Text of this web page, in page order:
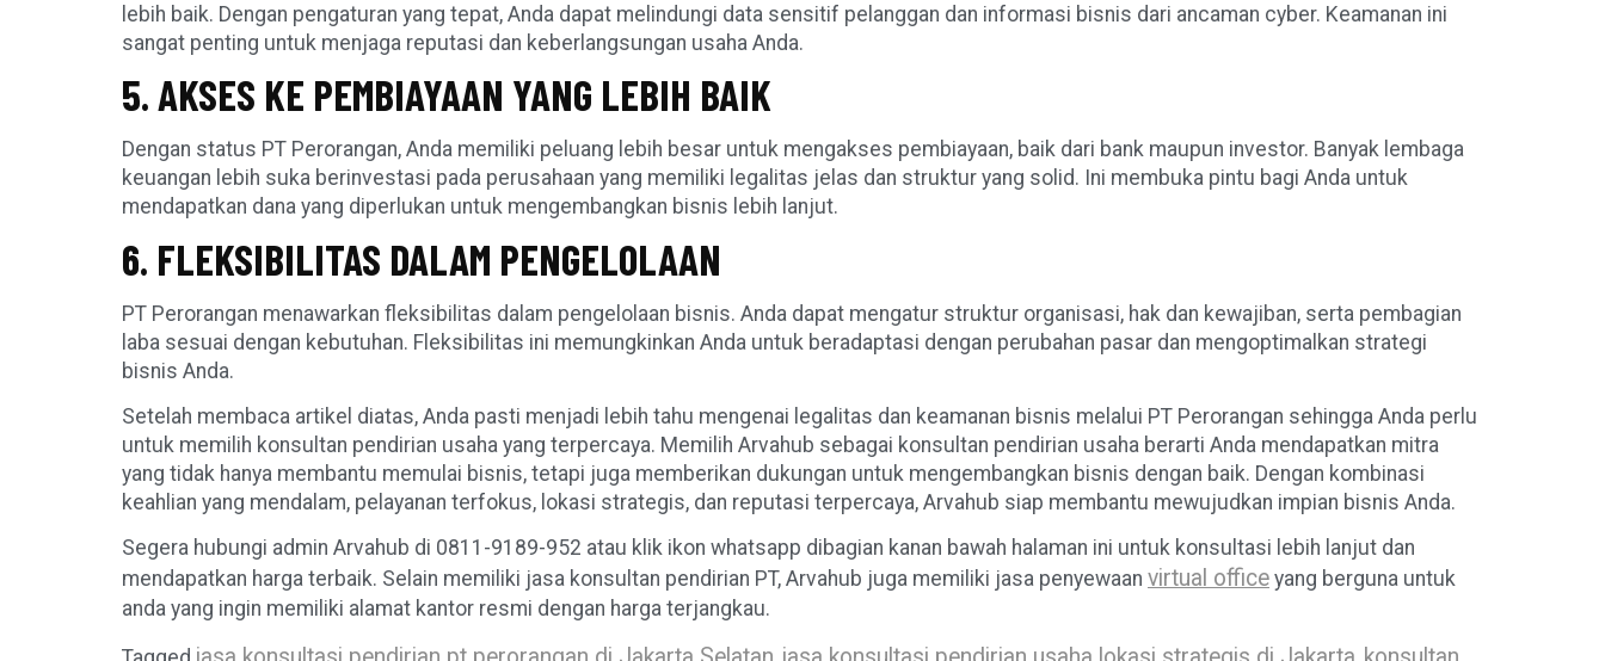
lebih baik. Dengan pengaturan yang tepat, Anda dapat melindungi data sensitif pelanggan dan informasi bisnis dari ancaman cyber. Keamanan ini
sangat penting untuk menjaga reputasi dan keberlangsungan usaha Anda.
5. AKSES KE PEMBIAYAAN YANG LEBIH BAIK
Dengan status PT Perorangan, Anda memiliki peluang lebih besar untuk mengakses pembiayaan, baik dari bank maupun investor. Banyak lembaga
keuangan lebih suka berinvestasi pada perusahaan yang memiliki legalitas jelas dan struktur yang solid. Ini membuka pintu bagi Anda untuk
mendapatkan dana yang diperlukan untuk mengembangkan bisnis lebih lanjut.
6. FLEKSIBILITAS DALAM PENGELOLAAN
PT Perorangan menawarkan fleksibilitas dalam pengelolaan bisnis. Anda dapat mengatur struktur organisasi, hak dan kewajiban, serta pembagian
laba sesuai dengan kebutuhan. Fleksibilitas ini memungkinkan Anda untuk beradaptasi dengan perubahan pasar dan mengoptimalkan strategi
bisnis Anda.
Setelah membaca artikel diatas, Anda pasti menjadi lebih tahu mengenai legalitas dan keamanan bisnis melalui PT Perorangan sehingga Anda perlu
untuk memilih konsultan pendirian usaha yang terpercaya. Memilih Arvahub sebagai konsultan pendirian usaha berarti Anda mendapatkan mitra
yang tidak hanya membantu memulai bisnis, tetapi juga memberikan dukungan untuk mengembangkan bisnis dengan baik. Dengan kombinasi
keahlian yang mendalam, pelayanan terfokus, lokasi strategis, dan reputasi terpercaya, Arvahub siap membantu mewujudkan impian bisnis Anda.
Segera hubungi admin Arvahub di 0811-9189-952 atau klik ikon whatsapp dibagian kanan bawah halaman ini untuk konsultasi lebih lanjut dan
mendapatkan harga terbaik. Selain memiliki jasa konsultan pendirian PT, Arvahub juga memiliki jasa penyewaan virtual office yang berguna untuk
anda yang ingin memiliki alamat kantor resmi dengan harga terjangkau.